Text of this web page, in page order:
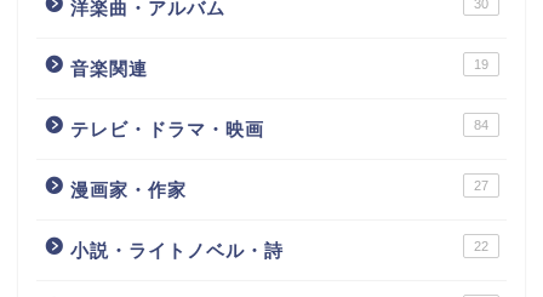
洋楽曲・アルバム 30
音楽関連 19
テレビ・ドラマ・映画 84
漫画家・作家 27
小説・ライトノベル・詩 22